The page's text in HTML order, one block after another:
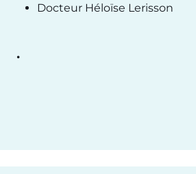
Docteur Héloïse Lerisson
.